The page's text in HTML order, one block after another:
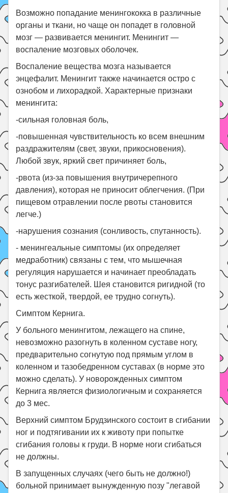
Возможно попадание менингококка в различные
органы и ткани, но чаще он попадет в головной
мозг — развивается менингит. Менингит —
воспаление мозговых оболочек.
Воспаление вещества мозга называется
энцефалит. Менингит также начинается остро с
ознобом и лихорадкой. Характерные признаки
менингита:
-сильная головная боль,
-повышенная чувствительность ко всем внешним
раздражителям (свет, звуки, прикосновения).
Любой звук, яркий свет причиняет боль,
-рвота (из-за повышения внутричерепного
давления), которая не приносит облегчения. (При
пищевом отравлении после рвоты становится
легче.)
-нарушения сознания (сонливость, спутанность).
- менингеальные симптомы (их определяет
медработник) связаны с тем, что мышечная
регуляция нарушается и начинает преобладать
тонус разгибателей. Шея становится ригидной (то
есть жесткой, твердой, ее трудно согнуть).
Симптом Кернига.
У больного менингитом, лежащего на спине,
невозможно разогнуть в коленном суставе ногу,
предварительно согнутую под прямым углом в
коленном и тазобедренном суставах (в норме это
можно сделать). У новорожденных симптом
Кернига является физиологичным и сохраняется
до 3 мес.
Верхний симптом Брудзинского состоит в сгибании
ног и подтягивании их к животу при попытке
сгибания головы к груди. В норме ноги сгибаться
не должны.
В запущенных случаях (чего быть не должно!)
больной принимает вынужденную позу "легавой